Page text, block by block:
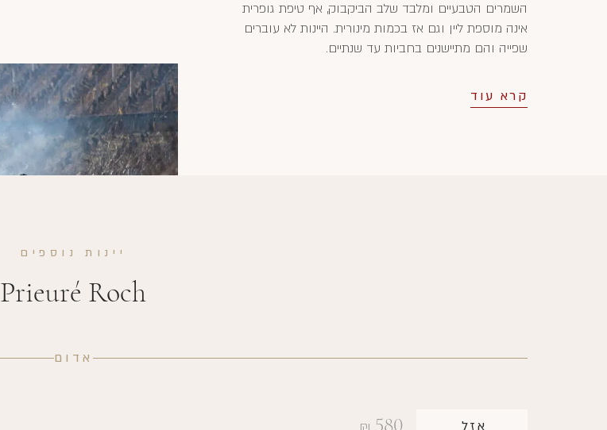
השמרים הטבעיים ומלבד שלב הביקבוק, אף טיפת גופרית
אינה מוספת ליין וגם אז בכמות מינורית. היינות לא עוברים
שפייה והם מתיישנים בחביות עד שנתיים.
קרא עוד
יינות נוספים
Prieuré Roch
אדום
580 אזל